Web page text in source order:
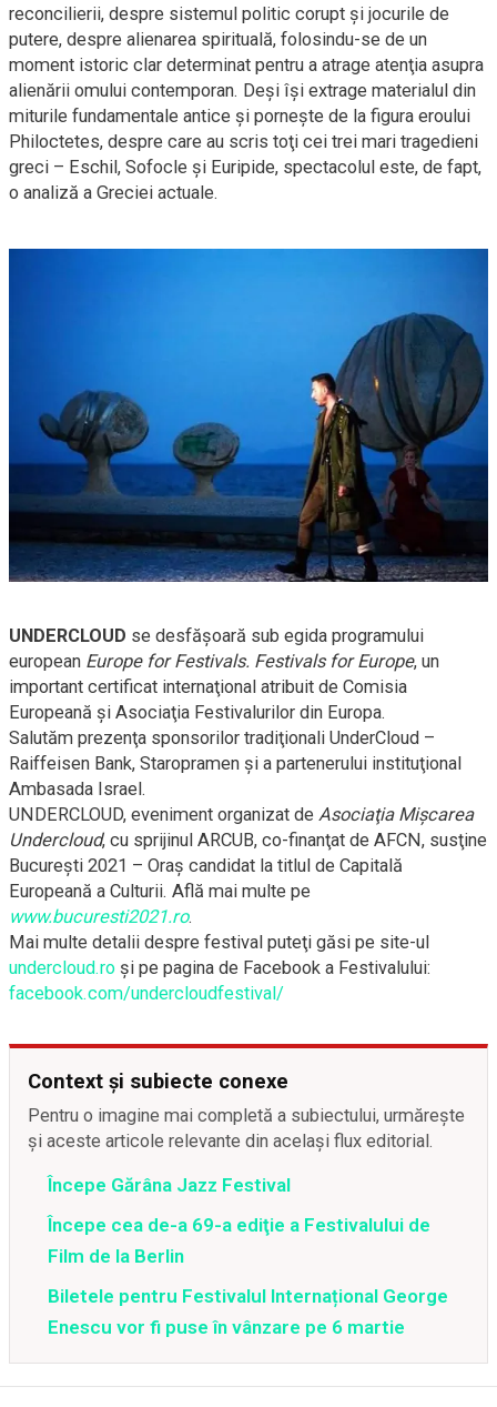
reconcilierii, despre sistemul politic corupt şi jocurile de
putere, despre alienarea spirituală, folosindu-se de un
moment istoric clar determinat pentru a atrage atenţia asupra
alienării omului contemporan. Deşi îşi extrage materialul din
miturile fundamentale antice şi porneşte de la figura eroului
Philoctetes, despre care au scris toţi cei trei mari tragedieni
greci – Eschil, Sofocle şi Euripide, spectacolul este, de fapt,
o analiză a Greciei actuale.
UNDERCLOUD se desfăşoară sub egida programului
european Europe for Festivals. Festivals for Europe, un
important certificat internaţional atribuit de Comisia
Europeană şi Asociaţia Festivalurilor din Europa.
Salutăm prezenţa sponsorilor tradiţionali UnderCloud –
Raiffeisen Bank, Staropramen şi a partenerului instituţional
Ambasada Israel.
UNDERCLOUD, eveniment organizat de Asociaţia Mişcarea
Undercloud, cu sprijinul ARCUB, co-finanţat de AFCN, susţine
Bucureşti 2021 – Oraş candidat la titlul de Capitală
Europeană a Culturii. Află mai multe pe
www.bucuresti2021.ro.
Mai multe detalii despre festival puteţi găsi pe site-ul
undercloud.ro şi pe pagina de Facebook a Festivalului:
facebook.com/undercloudfestival/
Context și subiecte conexe
Pentru o imagine mai completă a subiectului, urmărește
și aceste articole relevante din același flux editorial.
Începe Gărâna Jazz Festival
Începe cea de-a 69-a ediţie a Festivalului de
Film de la Berlin
Biletele pentru Festivalul Internațional George
Enescu vor fi puse în vânzare pe 6 martie